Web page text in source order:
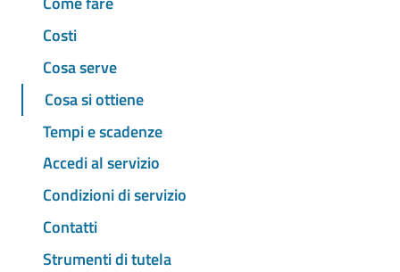
Costi
Cosa serve
Cosa si ottiene
Tempi e scadenze
Accedi al servizio
Condizioni di servizio
Contatti
Strumenti di tutela